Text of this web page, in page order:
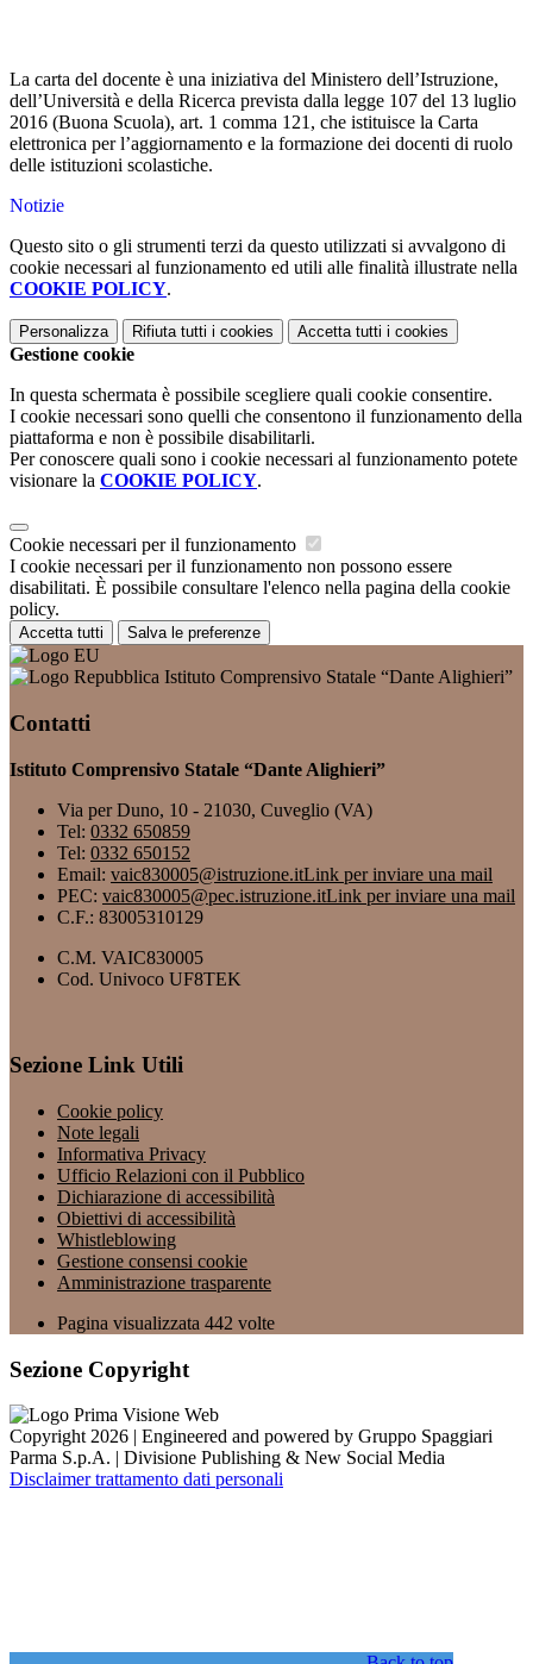
La carta del docente è una iniziativa del Ministero dell’Istruzione,
dell’Università e della Ricerca prevista dalla legge 107 del 13 luglio
2016 (Buona Scuola), art. 1 comma 121, che istituisce la Carta
elettronica per l’aggiornamento e la formazione dei docenti di ruolo
delle istituzioni scolastiche.
Notizie
Questo sito o gli strumenti terzi da questo utilizzati si avvalgono di
cookie necessari al funzionamento ed utili alle finalità illustrate nella
COOKIE POLICY.
Personalizza Rifiuta tutti i cookies Accetta tutti i cookies
Gestione cookie
In questa schermata è possibile scegliere quali cookie consentire.
I cookie necessari sono quelli che consentono il funzionamento della
piattaforma e non è possibile disabilitarli.
Per conoscere quali sono i cookie necessari al funzionamento potete
visionare la COOKIE POLICY.
Cookie necessari per il funzionamento
I cookie necessari per il funzionamento non possono essere
disabilitati. È possibile consultare l'elenco nella pagina della cookie
policy.
Accetta tutti Salva le preferenze
Istituto Comprensivo Statale “Dante Alighieri”
Contatti
Istituto Comprensivo Statale “Dante Alighieri”
Via per Duno, 10 - 21030, Cuveglio (VA)
Tel: 0332 650859
Tel: 0332 650152
Email: vaic830005@istruzione.itLink per inviare una mail
PEC: vaic830005@pec.istruzione.itLink per inviare una mail
C.F.: 83005310129
C.M. VAIC830005
Cod. Univoco UF8TEK
Sezione Link Utili
Cookie policy
Note legali
Informativa Privacy
Ufficio Relazioni con il Pubblico
Dichiarazione di accessibilità
Obiettivi di accessibilità
Whistleblowing
Gestione consensi cookie
Amministrazione trasparente
Pagina visualizzata 442 volte
Sezione Copyright
Copyright 2026 | Engineered and powered by Gruppo Spaggiari
Parma S.p.A. | Divisione Publishing & New Social Media
Disclaimer trattamento dati personali